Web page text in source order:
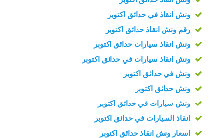
ونش انقاذ في حدائق اكتوبر
رقم ونش انقاذ حدائق اكتوبر
ونش انقاذ سيارات حدائق اكتوبر
ونش انقاذ سيارات في حدائق اكتوبر
ونش في حدائق اكتوبر
ونش حدائق اكتوبر
ونش سيارات في حدائق اكتوبر
انقاذ السيارات في حدائق اكتوبر
اسعار ونش انقاذ حدائق اكتوبر